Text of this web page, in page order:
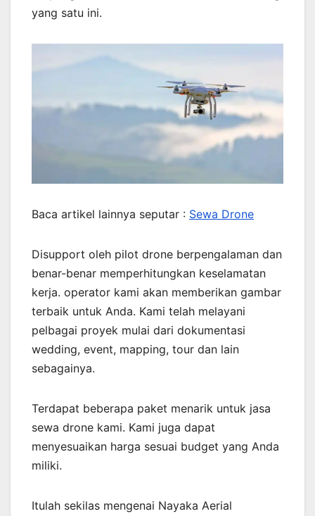
yang satu ini.
Baca artikel lainnya seputar : Sewa Drone
Disupport oleh pilot drone berpengalaman dan
benar-benar memperhitungkan keselamatan
kerja. operator kami akan memberikan gambar
terbaik untuk Anda. Kami telah melayani
pelbagai proyek mulai dari dokumentasi
wedding, event, mapping, tour dan lain
sebagainya.
Terdapat beberapa paket menarik untuk jasa
sewa drone kami. Kami juga dapat
menyesuaikan harga sesuai budget yang Anda
miliki.
Itulah sekilas mengenai Nayaka Aerial